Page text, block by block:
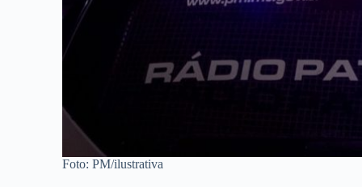
Foto: PM/ilustrativa